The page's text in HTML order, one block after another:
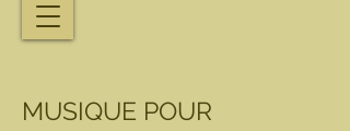
MUSIQUE POUR